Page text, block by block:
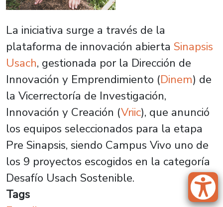
La iniciativa surge a través de la
plataforma de innovación abierta Sinapsis
Usach, gestionada por la Dirección de
Innovación y Emprendimiento (Dinem) de
la Vicerrectoría de Investigación,
Innovación y Creación (Vriic), que anunció
los equipos seleccionados para la etapa
Pre Sinapsis, siendo Campus Vivo uno de
los 9 proyectos escogidos en la categoría
Desafío Usach Sostenible.
Tags